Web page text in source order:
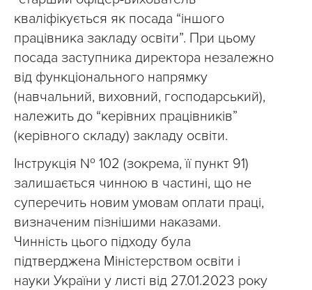
кваліфікується як посада “іншого
працівника закладу освіти”. При цьому
посада заступника директора незалежно
від функціонального напрямку
(навчальний, виховний, господарський),
належить до “керівних працівників”
(керівного складу) закладу освіти.
Інструкція № 102 (зокрема, її пункт 91)
залишається чинною в частині, що не
суперечить новим умовам оплати праці,
визначеним пізнішими наказами.
Чинність цього підходу була
підтверджена Міністерством освіти і
науки України у листі від 27.01.2023 року